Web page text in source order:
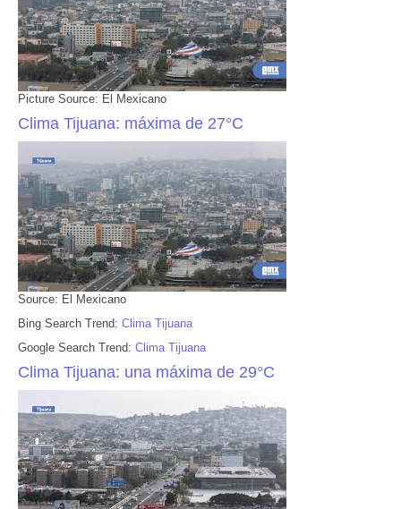
Picture Source: El Mexicano
Clima Tijuana: máxima de 27°C
Source: El Mexicano
Bing Search Trend: Clima Tijuana
Google Search Trend: Clima Tijuana
Clima Tijuana: una máxima de 29°C